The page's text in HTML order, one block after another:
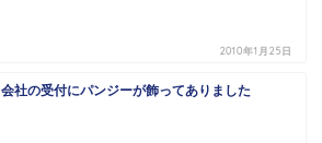
2010年1月25日
会社の受付にパンジーが飾ってありました